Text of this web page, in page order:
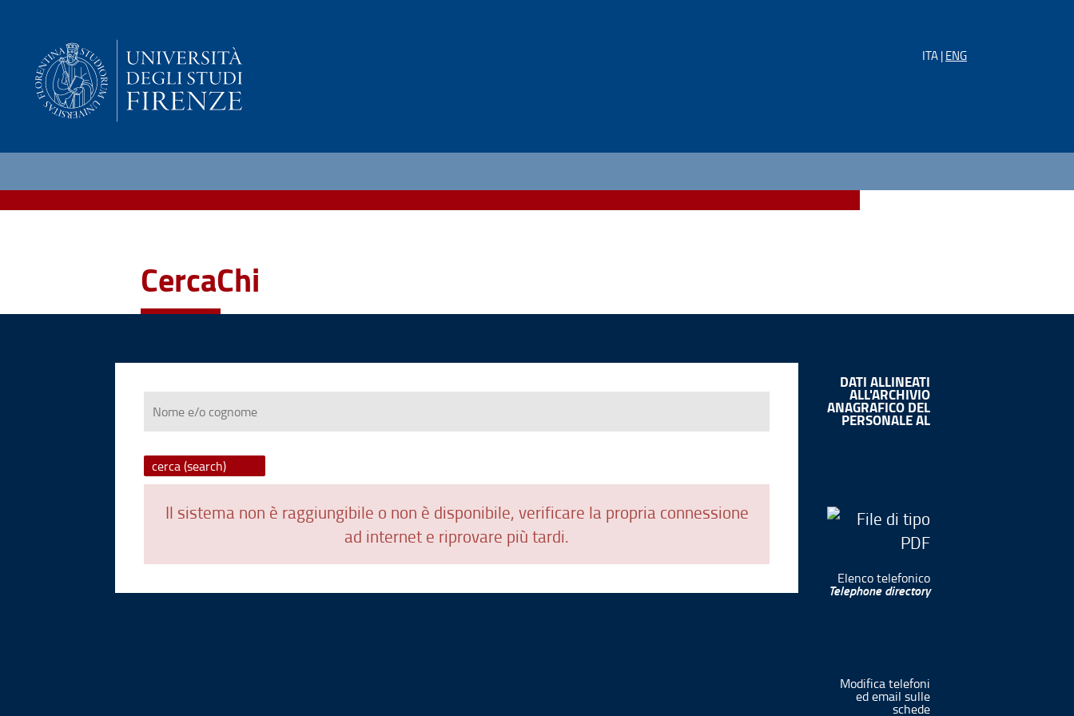
ITA |ENG
CercaChi
Nome
cognome
Il sistema non è raggiungibile o non è disponibile, verificare la propria connessione
ad internet e riprovare più tardi.
DATI ALLINEATI
ALL'ARCHIVIO
ANAGRAFICO DEL
PERSONALE AL
Elenco telefonico
Telephone directory
Modifica telefoni
ed email sulle
schede